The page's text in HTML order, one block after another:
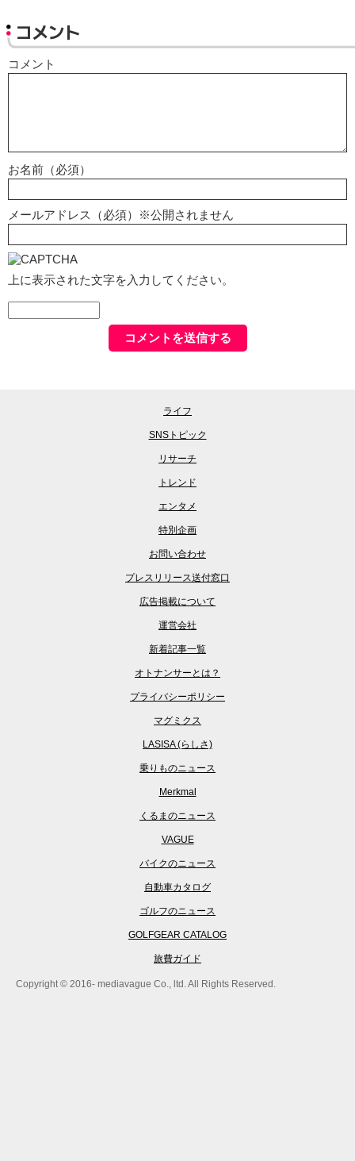
コメント
コメント
お名前（必須）
メールアドレス（必須）※公開されません
上に表示された文字を入力してください。
ライフ
SNSトピック
リサーチ
トレンド
エンタメ
特別企画
お問い合わせ
プレスリリース送付窓口
広告掲載について
運営会社
新着記事一覧
オトナンサーとは？
プライバシーポリシー
マグミクス
LASISA (らしさ)
乗りものニュース
Merkmal
くるまのニュース
VAGUE
バイクのニュース
自動車カタログ
ゴルフのニュース
GOLFGEAR CATALOG
旅費ガイド
Copyright © 2016- mediavague Co., ltd. All Rights Reserved.